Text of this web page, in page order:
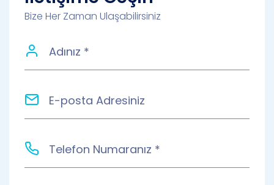
Bize Her Zaman Ulaşabilirsiniz